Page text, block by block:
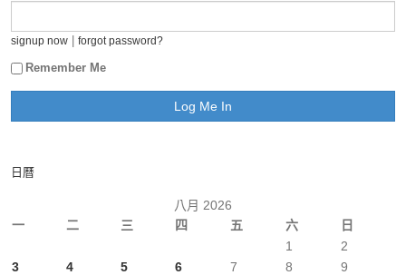
signup now forgot password?
Remember Me
日曆
八月 2026
一
二 三 四 五 六 日
1
2
3
4 5 6 7 8
9